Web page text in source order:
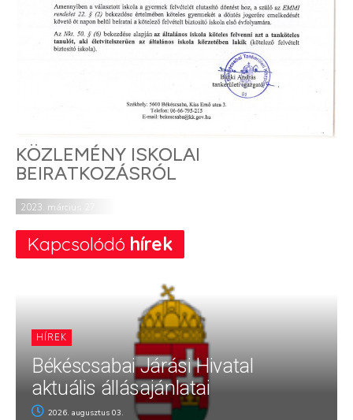
KÖZLEMÉNY ISKOLAI
BEIRATKOZÁSRÓL
2023. március 27.
Kapcsolódó hírek
HÍREK
Békéscsabai Járási Hivatal
aktuális állásajánlatai
2026. augusztus 03.